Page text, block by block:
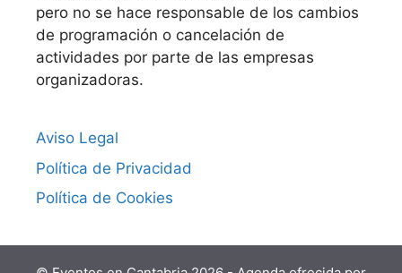
pero no se hace responsable de los cambios
de programación o cancelación de
actividades por parte de las empresas
organizadoras.
Aviso Legal
Política de Privacidad
Política de Cookies